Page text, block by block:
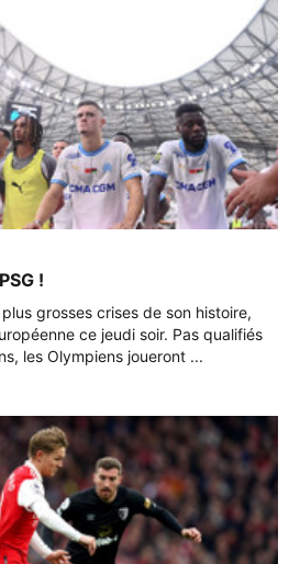
!
grosses crises de son histoire,
ce jeudi soir. Pas qualifiés
les Olympiens joueront ...